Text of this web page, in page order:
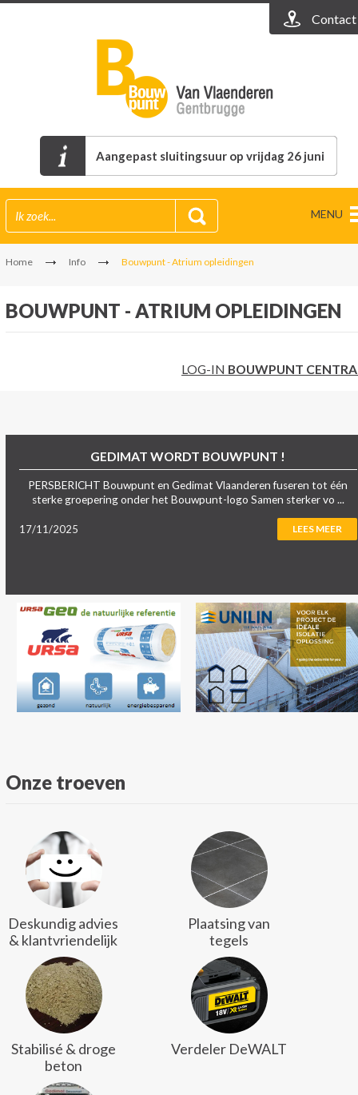
Contact
Aangepast sluitingsuur op vrijdag 26 juni
MENU
Home Info Bouwpunt - Atrium opleidingen
BOUWPUNT - ATRIUM OPLEIDINGEN
LOG-IN BOUWPUNT
GEDIMAT WORDT BOUWPUNT !
PERSBERICHT Bouwpunt en Gedimat Vlaanderen fuseren tot één
sterke groepering onder het Bouwpunt-logo Samen sterker vo ...
17/11/2025 LEES MEER
Onze troeven
Deskundig advies
& klantvriendelijk
Plaatsing van
tegels
Stabilisé & droge
beton
Verdeler DeWALT